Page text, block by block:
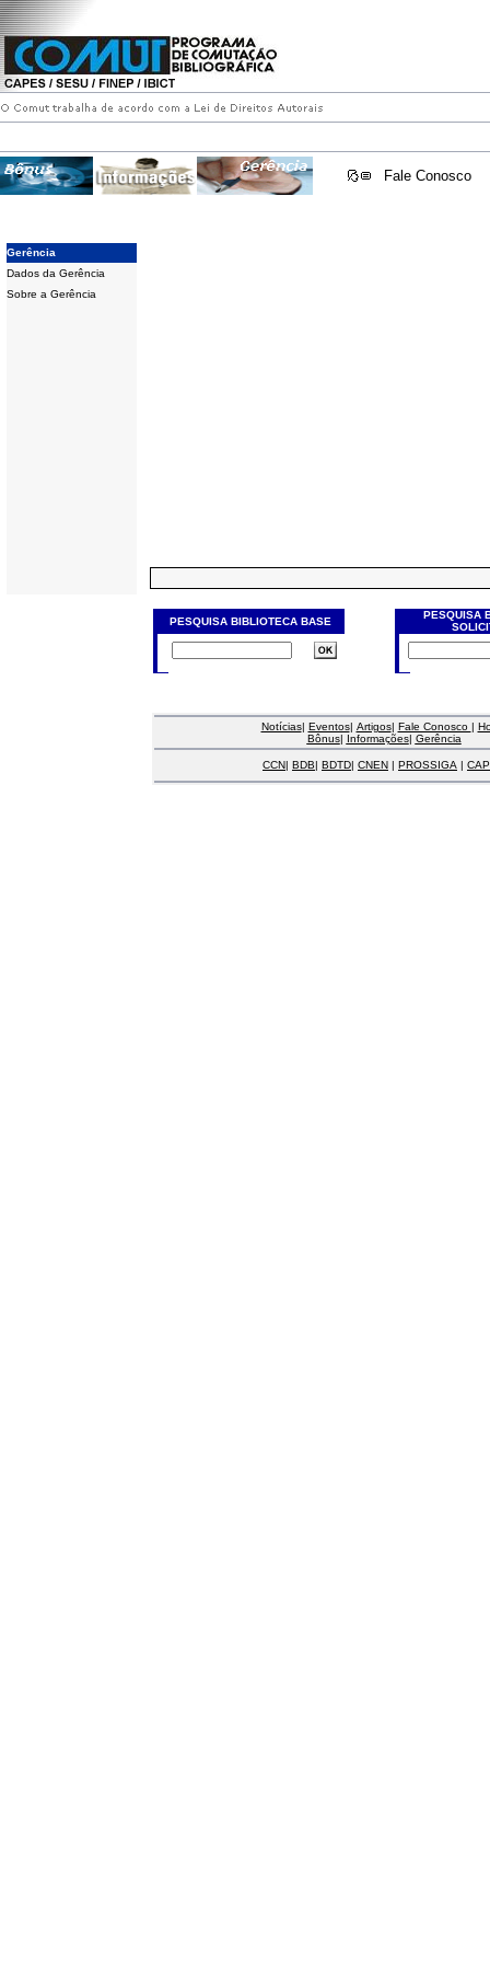
Fale Conosco
Gerência
Dados da Gerência
Sobre a Gerência
PESQUISA BIBLIOTECA BASE
PESQUISA
Notícias| Eventos| Artigos| Fale Conosco |
Bônus| Informações| Gerência
CCN| BDB| BDTD| CNEN | PROSSIGA |